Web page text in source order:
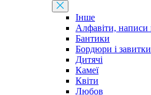
Інше
Алфавіти,
Бантики
Бордюри і завитки
Дитячі
Камеї
Квіти
Любов